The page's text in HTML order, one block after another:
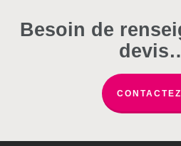
sur
page
du
produit
Besoin de